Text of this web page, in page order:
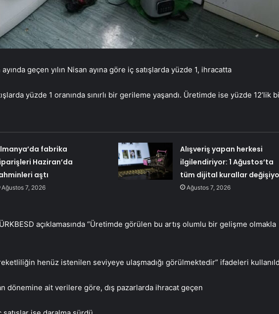
geçen yılın Nisan ayına göre iç satışlarda yüzde 1, ihracatta
yüzde 1 oranında sınırlı bir gerileme yaşandı. Üretimde ise yüzde 12’lik
fabrika
Haziran’da
aştı
Ağustos 7, 2026
Alışveriş yapan herkesi
ilgilendiriyor: 1 Ağustos’ta
tüm dijital kurallar
Ağustos 7, 2026
açıklamasında “Üretimde görülen bu artış olumlu bir gelişme olmakla
henüz istenilen seviyeye ulaşmadığı görülmektedir” ifadeleri
dönemine ait verilere göre, dış pazarlarda ihracat geçen